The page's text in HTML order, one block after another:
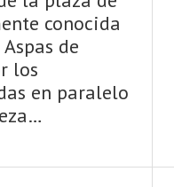
conocida
de
los
en paralelo